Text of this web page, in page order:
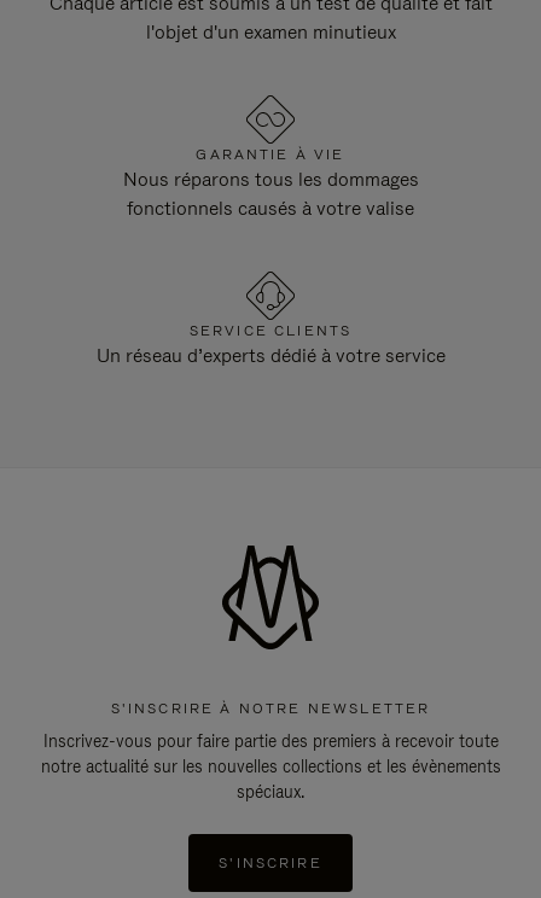
l'objet d'un examen minutieux
GARANTIE À VIE
Nous réparons tous les dommages
fonctionnels causés à votre valise
SERVICE CLIENTS
Un réseau d’experts dédié à votre service
S'INSCRIRE À NOTRE NEWSLETTER
Inscrivez-vous pour faire partie des premiers à recevoir toute
notre actualité sur les nouvelles collections et les évènements
spéciaux.
S'INSCRIRE